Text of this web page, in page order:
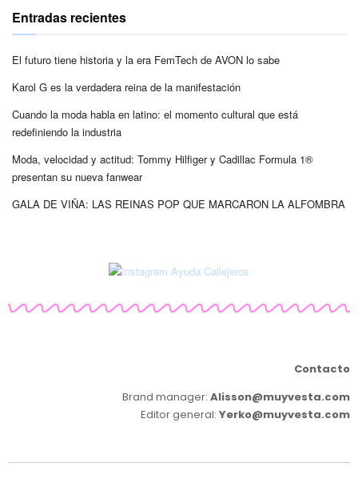
Entradas recientes
El futuro tiene historia y la era FemTech de AVON lo sabe
Karol G es la verdadera reina de la manifestación
Cuando la moda habla en latino: el momento cultural que está
redefiniendo la industria
Moda, velocidad y actitud: Tommy Hilfiger y Cadillac Formula 1®
presentan su nueva fanwear
GALA DE VIÑA: LAS REINAS POP QUE MARCARON LA ALFOMBRA
Contacto
Brand manager: Alisson@muyvesta.com
Editor general: Yerko@muyvesta.com